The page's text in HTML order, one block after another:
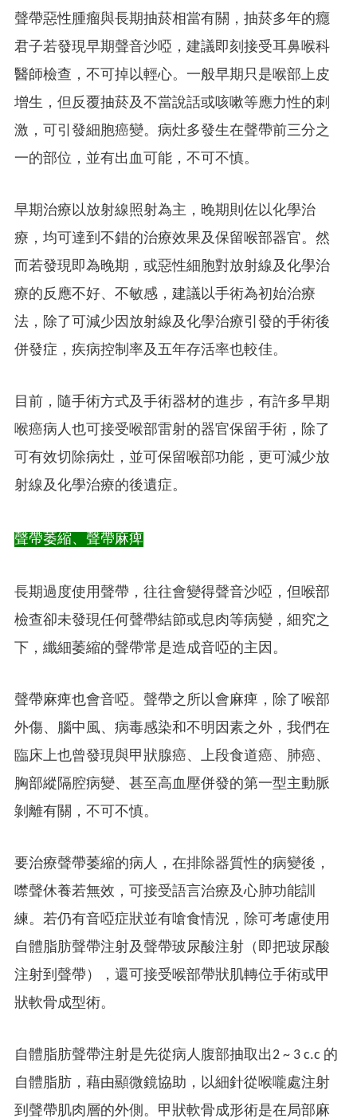
聲帶惡性腫瘤與長期抽菸相當有關，抽菸多年的癮
君子若發現早期聲音沙啞，建議即刻接受耳鼻喉科
醫師檢查，不可掉以輕心。一般早期只是喉部上皮
增生，但反覆抽菸及不當說話或咳嗽等應力性的刺
激，可引發細胞癌變。病灶多發生在聲帶前三分之
一的部位，並有出血可能，不可不慎。
早期治療以放射線照射為主，晚期則佐以化學治
療，均可達到不錯的治療效果及保留喉部器官。然
而若發現即為晚期，或惡性細胞對放射線及化學治
療的反應不好、不敏感，建議以手術為初始治療
法，除了可減少因放射線及化學治療引發的手術後
併發症，疾病控制率及五年存活率也較佳。
目前，隨手術方式及手術器材的進步，有許多早期
喉癌病人也可接受喉部雷射的器官保留手術，除了
可有效切除病灶，並可保留喉部功能，更可減少放
射線及化學治療的後遺症。
聲帶萎縮、聲帶麻痺
長期過度使用聲帶，往往會變得聲音沙啞，但喉部
檢查卻未發現任何聲帶結節或息肉等病變，細究之
下，纖細萎縮的聲帶常是造成音啞的主因。
聲帶麻痺也會音啞。聲帶之所以會麻痺，除了喉部
外傷、腦中風、病毒感染和不明因素之外，我們在
臨床上也曾發現與甲狀腺癌、上段食道癌、肺癌、
胸部縱隔腔病變、甚至高血壓併發的第一型主動脈
剝離有關，不可不慎。
要治療聲帶萎縮的病人，在排除器質性的病變後，
噤聲休養若無效，可接受語言治療及心肺功能訓
練。若仍有音啞症狀並有嗆食情況，除可考慮使用
自體脂肪聲帶注射及聲帶玻尿酸注射（即把玻尿酸
注射到聲帶），還可接受喉部帶狀肌轉位手術或甲
狀軟骨成型術。
自體脂肪聲帶注射是先從病人腹部抽取出2 ~ 3 c.c 的
自體脂肪，藉由顯微鏡協助，以細針從喉嚨處注射
到聲帶肌肉層的外側。甲狀軟骨成形術是在局部麻